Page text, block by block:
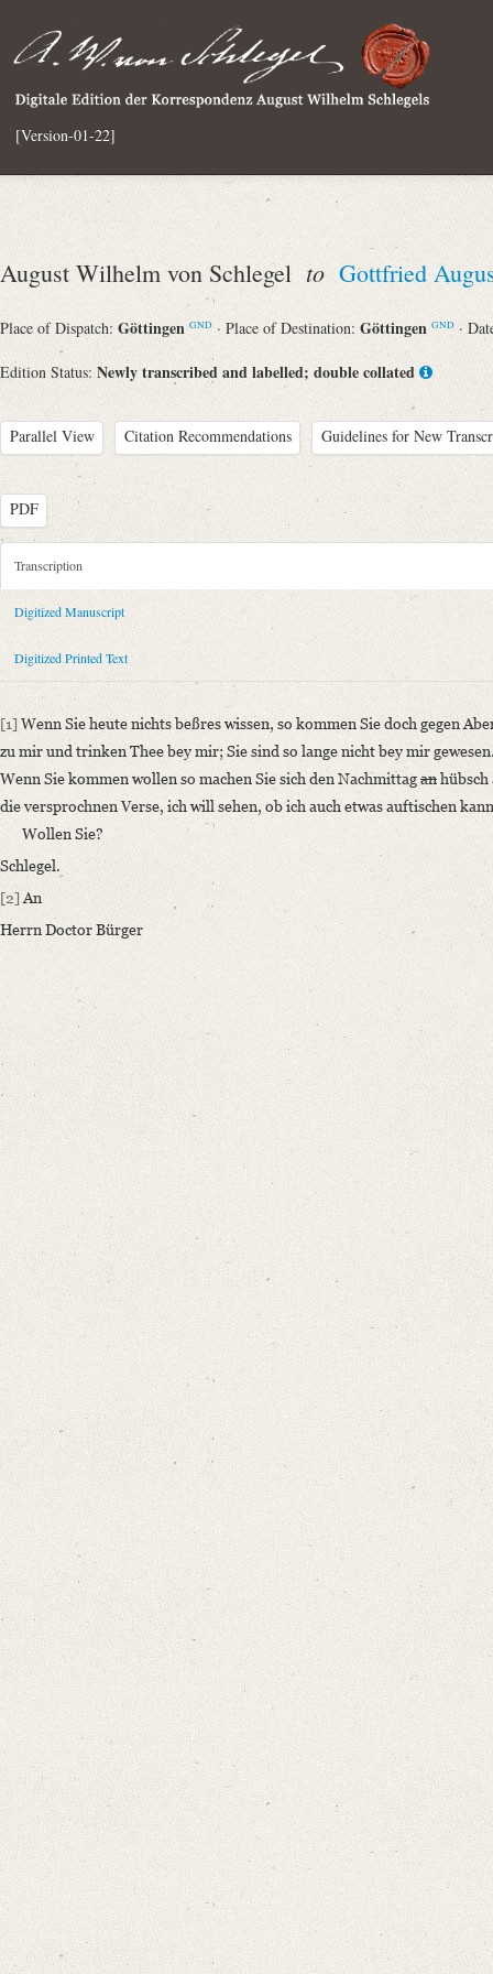
[Version-01-22]
August Wilhelm von Schlegel to Gottfried
Place of Dispatch: Göttingen GND · Place of Destination: Göttingen GND ·
Edition Status: Newly transcribed and labelled; double collated
Parallel View Citation Recommendations Guidelines for New
PDF
Metadata Concerning Header
Sender: August Wilhelm von Schlegel
Recipient: Gottfried August Bürger
Place of Dispatch: Göttingen
Place of Destination: Göttingen
Date: [September 1787 bis Oktober 1789]
Notations: Briefkonzept, in die Übersetzung des
Printed Text
Provider: Dresden, Sächsische Landesbibliothek - Staats- und
OAI Id: 362840601
Bibliography: Strodtmann, Adolf: Briefe von und an Gottfried August
anderen, meist handschriftlichen Quellen. Bd. 3. Berlin 1874, S. 245.
Weitere Drucke: Gottfried August Bürger. Briefwechsel. Hg. v.
Incipit: „[1] Wenn Sie heute nichts beßres wissen, so kommen Sie
Manuscript
Provider: Dresden, Sächsische Landesbibliothek - Staats- und
OAI Id: 406368066
Classification Number: Mscr.Dresd.e.90,XXII,11
Bamberg, Claudia
Golyschkin, Ruth
Transcription
Digitized Manuscript
Digitized Printed Text
[1] Wenn Sie heute nichts beßres wissen, so kommen Sie doch gegen
zu mir und trinken Thee bey mir; Sie sind so lange nicht bey mir
Wenn Sie kommen wollen so machen Sie sich den Nachmittaganhübsch
die versprochnen Verse, ich will sehen, ob ich auch etwas auftischen
WollenSie?
Schlegel.
[2] An
Herrn Doctor Bürger